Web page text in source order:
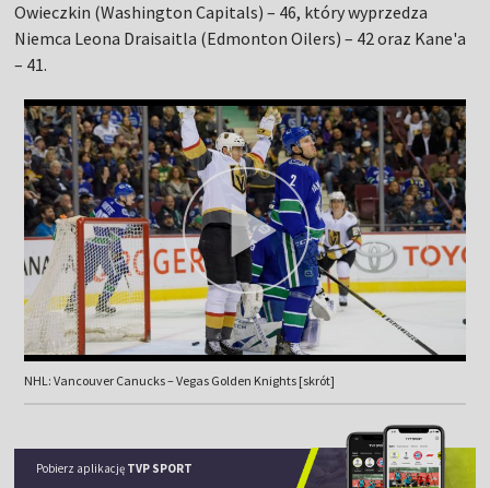
Owieczkin (Washington Capitals) – 46, który wyprzedza
Niemca Leona Draisaitla (Edmonton Oilers) – 42 oraz Kane'a
– 41.
NHL: Vancouver Canucks – Vegas Golden Knights [skrót]
Pobierz aplikację TVP SPORT